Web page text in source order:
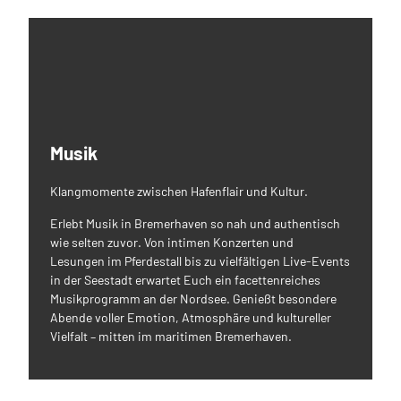
Musik
Klangmomente zwischen Hafenflair und Kultur.
Erlebt Musik in Bremerhaven so nah und authentisch
wie selten zuvor. Von intimen Konzerten und
Lesungen im Pferdestall bis zu vielfältigen Live-Events
in der Seestadt erwartet Euch ein facettenreiches
Musikprogramm an der Nordsee. Genießt besondere
Abende voller Emotion, Atmosphäre und kultureller
Vielfalt – mitten im maritimen Bremerhaven.